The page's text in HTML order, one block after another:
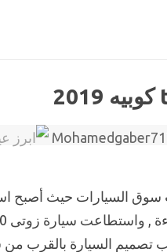
سوق السيارات حيث أصبح
السيارة بالقرب من